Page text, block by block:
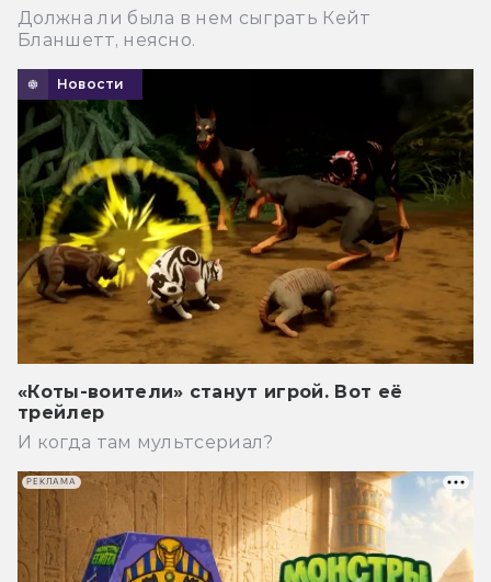
Должна ли была в нем сыграть Кейт
Бланшетт, неясно.
Новости
«Коты-воители» станут игрой. Вот её
трейлер
И когда там мультсериал?
РЕКЛАМА